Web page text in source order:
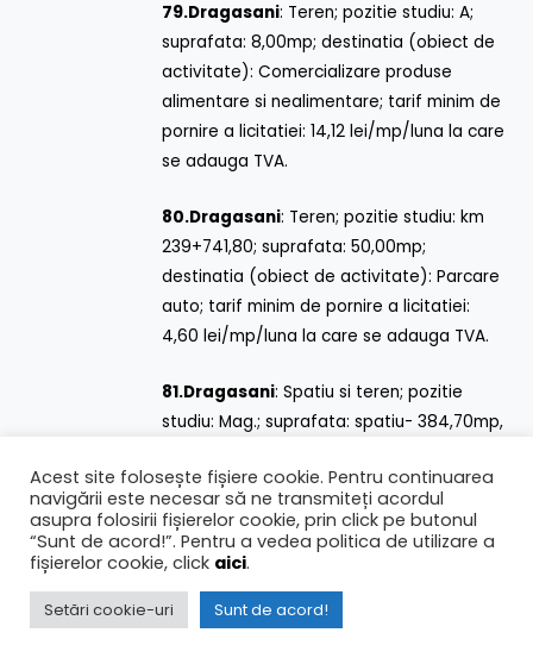
79.Dragasani: Teren; pozitie studiu: A;
suprafata: 8,00mp; destinatia (obiect de
activitate): Comercializare produse
alimentare si nealimentare; tarif minim de
pornire a licitatiei: 14,12 lei/mp/luna la care
se adauga TVA.
80.Dragasani: Teren; pozitie studiu: km
239+741,80; suprafata: 50,00mp;
destinatia (obiect de activitate): Parcare
auto; tarif minim de pornire a licitatiei:
4,60 lei/mp/luna la care se adauga TVA.
81.Dragasani: Spatiu si teren; pozitie
studiu: Mag.; suprafata: spatiu- 384,70mp,
activitate): Depozitare materiale
alimentare si nealimentare, depozitare
materiale de constructii, comercializare si
depozitare mobila; tarif minim de pornire
a licitatiei: spatiu- 5,05lei/mp/luna la care
se adauga TVA si teren- 1,54lei/mp/luna la
Acest site folosește fișiere cookie. Pentru continuarea
navigării este necesar să ne transmiteți acordul
asupra folosirii fișierelor cookie, prin click pe butonul
“Sunt de acord!”. Pentru a vedea politica de utilizare a
fișierelor cookie, click aici.
Setări cookie-uri Sunt de acord!